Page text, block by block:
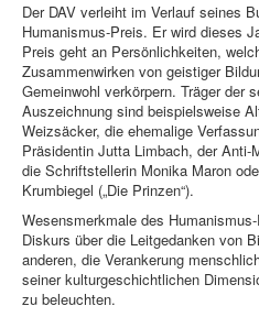
Der DAV verleiht im Verlauf seines
Humanismus-Preis. Er wird dieses
Preis geht an Persönlichkeiten,
Zusammenwirken von geistiger
Gemeinwohl verkörpern. Träger der
Auszeichnung sind beispielsweise
Weizsäcker, die ehemalige
Präsidentin Jutta Limbach, der Anti-
die Schriftstellerin Monika Maron
Krumbiegel („Die Prinzen“).
Wesensmerkmale des
Diskurs über die Leitgedanken von
anderen, die Verankerung
seiner kulturgeschichtlichen
zu beleuchten.